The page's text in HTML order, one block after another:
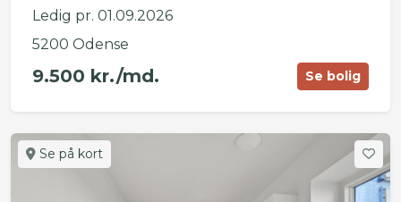
Ledig pr. 01.09.2026
5200 Odense
9.500 kr./md. Se bolig
Se på kort